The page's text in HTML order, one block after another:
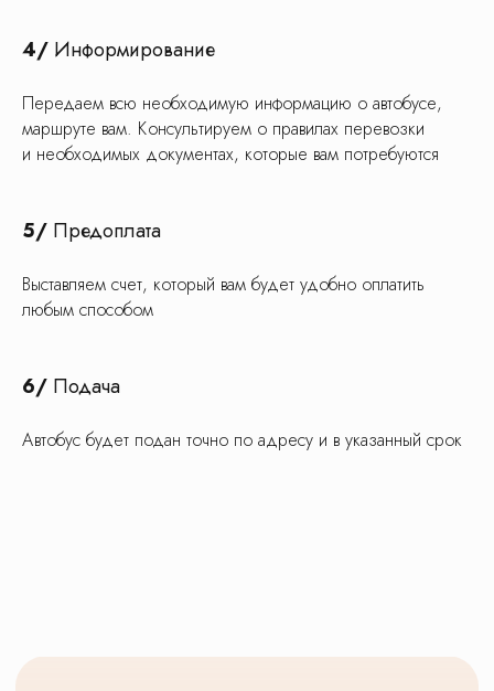
4/ Информирование
Передаем всю необходимую информацию о автобусе,
маршруте вам. Консультируем о правилах перевозки
и необходимых документах, которые вам потребуются
5/ Предоплата
Выставляем счет, который вам будет удобно оплатить
любым способом
6/ Подача
Автобус будет подан точно по адресу и в указанный срок
Только проверенные
компании, с которыми
мы работаем более 5 лет
Транспортные компании
Мы самостоятельно занимаемся
документации
Перекат автобуса из-за дорожной
ситуации — наша ответственность